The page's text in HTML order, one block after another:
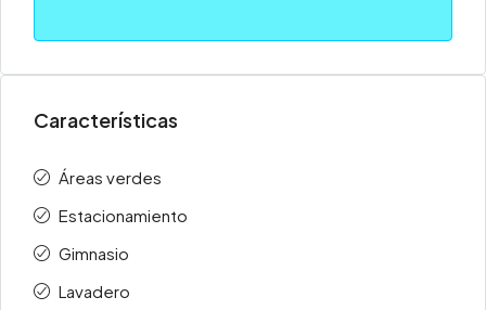
Características
Áreas verdes
Estacionamiento
Gimnasio
Lavadero